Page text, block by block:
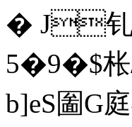
� J钆
5�9�$枨
b]eS圗